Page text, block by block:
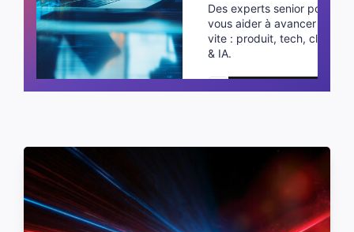
Des experts senior pour
vous aider à avancer plus
vite : produit, tech, cloud
& IA.
Planifier un appel